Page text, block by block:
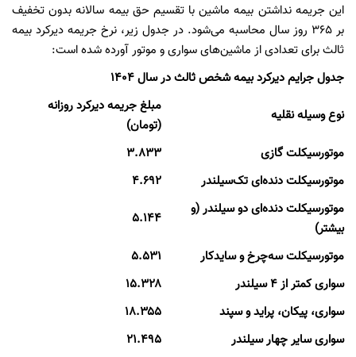
این جریمه نداشتن بیمه ماشین با تقسیم حق بیمه سالانه بدون تخفیف
بر ۳۶۵ روز سال محاسبه می‌شود. در جدول زیر، نرخ جریمه دیرکرد بیمه
ثالث برای تعدادی از ماشین‌های سواری و موتور آورده شده است:
جدول جرایم دیرکرد بیمه شخص ثالث در سال ۱۴۰۴
نوع وسیله نقلیه
مبلغ جریمه دیرکرد روزانه
(تومان)
موتورسیکلت گازی
۳.۸۳۳
موتورسیکلت دنده‌ای تک‌سیلندر
۴.۶۹۲
موتورسیکلت دنده‌ای دو سیلندر (و
بیشتر)
۵.۱۴۴
موتورسیکلت سه‌چرخ و سایدکار
۵.۵۳۱
سواری کمتر از ۴ سیلندر
۱۵.۳۲۸
سواری، پیکان، پراید و سپند
۱۸.۳۵۵
سواری سایر چهار سیلندر
۲۱.۴۹۵